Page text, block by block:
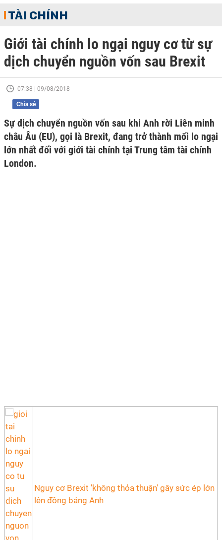
TÀI CHÍNH
Giới tài chính lo ngại nguy cơ từ sự
dịch chuyển nguồn vốn sau Brexit
07:38 | 09/08/2018
Chia sẻ
Sự dịch chuyển nguồn vốn sau khi Anh rời Liên minh
châu Âu (EU), gọi là Brexit, đang trở thành mối lo ngại
lớn nhất đối với giới tài chính tại Trung tâm tài chính
London.
Nguy cơ Brexit 'không thỏa thuận' gây sức ép lớn
lên đồng bảng Anh